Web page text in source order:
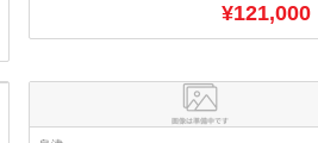
¥121,000